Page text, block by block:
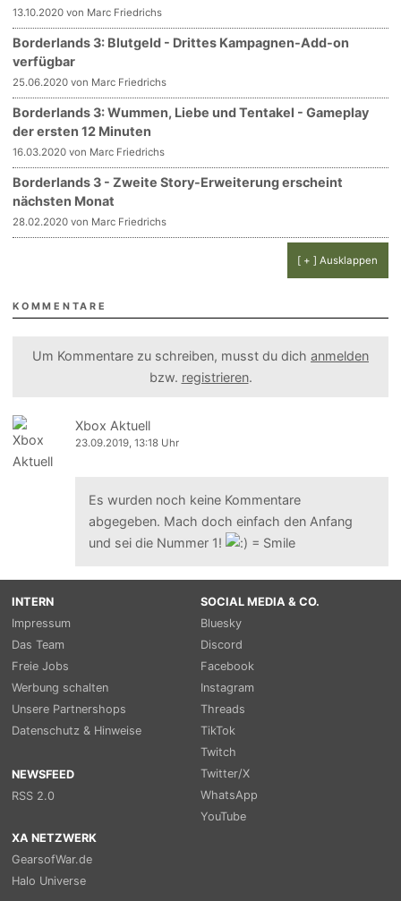
13.10.2020 von Marc Friedrichs
Borderlands 3: Blutgeld - Drittes Kampagnen-Add-on
verfügbar
25.06.2020 von Marc Friedrichs
Borderlands 3: Wummen, Liebe und Tentakel - Gameplay
der ersten 12 Minuten
16.03.2020 von Marc Friedrichs
Borderlands 3 - Zweite Story-Erweiterung erscheint
nächsten Monat
28.02.2020 von Marc Friedrichs
[ + ] Ausklappen
KOMMENTARE
Um Kommentare zu schreiben, musst du dich anmelden
bzw. registrieren.
Xbox Aktuell
23.09.2019, 13:18 Uhr
Es wurden noch keine Kommentare
abgegeben. Mach doch einfach den Anfang
und sei die Nummer 1!
INTERN
Impressum
Das Team
Freie Jobs
Werbung schalten
Unsere Partnershops
Datenschutz & Hinweise
NEWSFEED
RSS 2.0
SOCIAL MEDIA & CO.
Bluesky
Discord
Facebook
Instagram
Threads
TikTok
Twitch
Twitter/X
WhatsApp
YouTube
XA NETZWERK
GearsofWar.de
Halo Universe